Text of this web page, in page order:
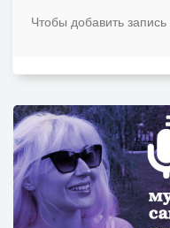
Чтобы добавить запись